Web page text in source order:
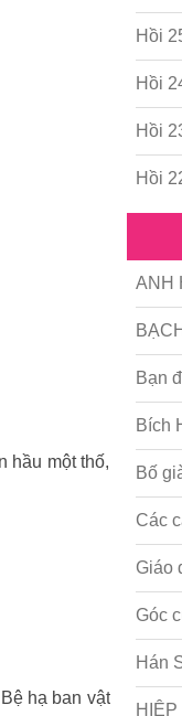
hầu một thố,
hạ ban vật
Hồi
Hồi
Hồi
Hồi
ANH
Bạn
Bích
Bố
Các
Giáo
Góc
Hán